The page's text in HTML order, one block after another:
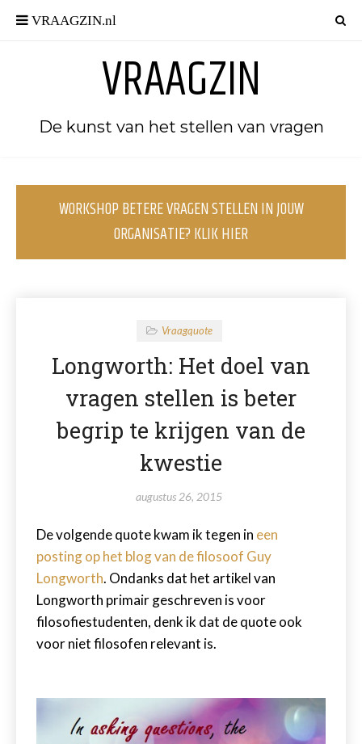
VRAAGZIN
De kunst van het stellen van vragen
WORKSHOP BETERE VRAGEN STELLEN IN JOUW
ORGANISATIE? KLIK HIER
Vraagquote
Longworth: Het doel van
vragen stellen is beter
begrip te krijgen van de
kwestie
augustus 26, 2015
De volgende quote kwam ik tegen in een
posting op het blog van de filosoof Guy
Longworth. Ondanks dat het artikel van
Longworth primair geschreven is voor
filosofiestudenten, denk ik dat de quote ook
voor niet filosofen relevant is.